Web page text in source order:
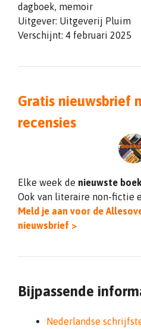
dagboek, memoir
Uitgever: Uitgeverij Pluim
Verschijnt: 4 februari 2025
Gratis nieuwsbrief
recensies
Elke week de nieuwste
Ook van literaire non-fictie
Meld je aan voor de
nieuwsbrief >
Bijpassende
Nederlandse